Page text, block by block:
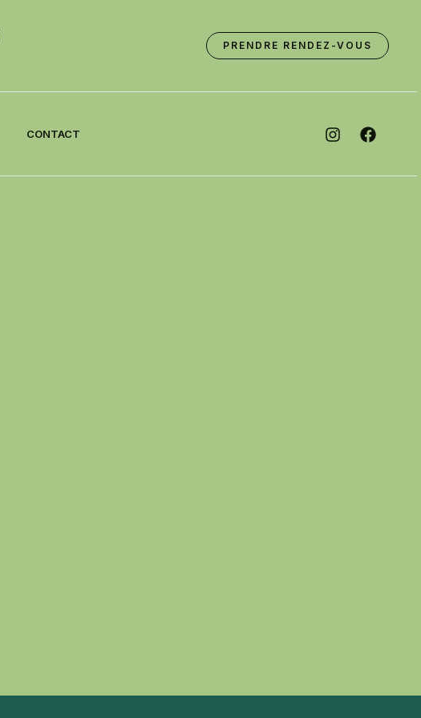
PRENDRE RENDEZ-VOUS
CONTACT